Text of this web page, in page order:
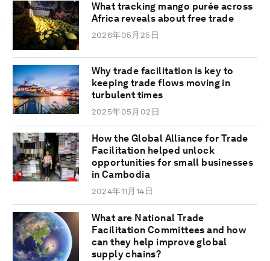
What tracking mango purée across
Africa reveals about free trade
2026年05月25日
Why trade facilitation is key to
keeping trade flows moving in
turbulent times
2025年05月02日
How the Global Alliance for Trade
Facilitation helped unlock
opportunities for small businesses
in Cambodia
2024年11月14日
What are National Trade
Facilitation Committees and how
can they help improve global
supply chains?